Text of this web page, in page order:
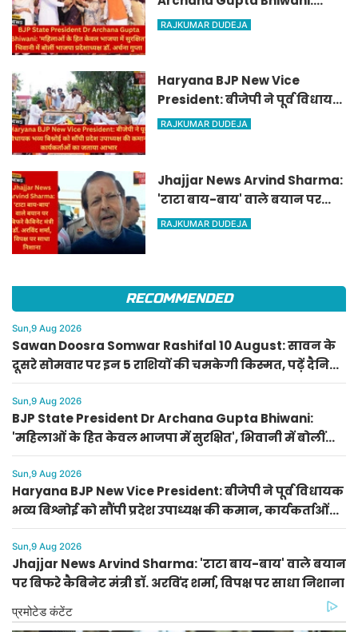
'महिलाओं के हित केवल भाजपा में
RAJKUMAR DUDEJA
Haryana BJP New Vice
President: बीजेपी ने पूर्व विधायक
भव्य बिश्नोई को सौंपी प्रदेश
RAJKUMAR DUDEJA
Jhajjar News Arvind Sharma:
'टाटा बाय-बाय' वाले बयान पर
बिफरे कैबिनेट मंत्री डॉ. अरविंद
RAJKUMAR DUDEJA
RECOMMENDED
Sun,9 Aug 2026
Sawan Doosra Somwar Rashifal 10 August: सावन के
दूसरे सोमवार पर इन 5 राशियों की चमकेगी किस्मत, पढ़ें दैनिक
राशिफल
Sun,9 Aug 2026
BJP State President Dr Archana Gupta Bhiwani:
'महिलाओं के हित केवल भाजपा में सुरक्षित', भिवानी में बोलीं
भाजपा प्रदेशाध्यक्ष डॉ. अर्चना गुप्ता
Sun,9 Aug 2026
Haryana BJP New Vice President: बीजेपी ने पूर्व विधायक
भव्य बिश्नोई को सौंपी प्रदेश उपाध्यक्ष की कमान, कार्यकर्ताओं
का जताया आभार
Sun,9 Aug 2026
Jhajjar News Arvind Sharma: 'टाटा बाय-बाय' वाले बयान
पर बिफरे कैबिनेट मंत्री डॉ. अरविंद शर्मा, विपक्ष पर साधा निशाना